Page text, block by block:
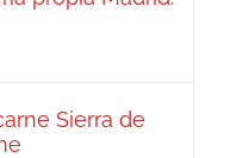
Sierra de